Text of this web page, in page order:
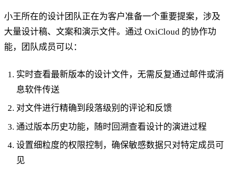
小王所在的设计团队正在为客户准备一个重要提案，涉及
大量设计稿、文案和演示文件。通过 OxiCloud 的协作功
能，团队成员可以：
实时查看最新版本的设计文件，无需反复通过邮件或消
息软件传送
对文件进行精确到段落级别的评论和反馈
通过版本历史功能，随时回溯查看设计的演进过程
设置细粒度的权限控制，确保敏感数据只对特定成员可
见